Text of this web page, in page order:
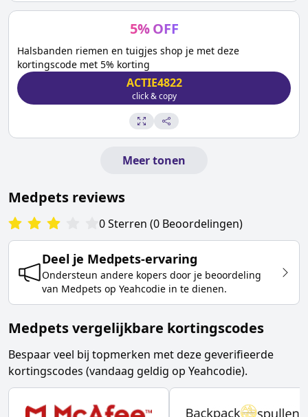
5% OFF
Halsbanden riemen en tuigjes shop je met deze
kortingscode met 5% korting
ACTIE4822
click & copy
Meer tonen
Medpets reviews
0Sterren (0 Beoordelingen)
Deel je Medpets-ervaring
Ondersteun andere kopers door je beoordeling
van Medpets op Yeahcodie in te dienen.
Medpets vergelijkbare kortingscodes
Bespaar veel bij topmerken met deze geverifieerde
kortingscodes (vandaag geldig op Yeahcodie).